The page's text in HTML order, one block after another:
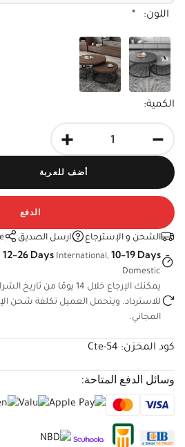
اللون: *
الكمية:
-
+
أضف للعربة
الدفع
الشحن و الإسترجاع ارسل الصديق
12-26 Days International, 10-19 Days
Domestic
يمكنك الإرجاع خلال 14 يومًا
قابلة للاسترداد. ويتحمل العميل تكلفة
الشحن المجاني.
كود المخزن: Cte-54
وسائل الدفع المتاحة: